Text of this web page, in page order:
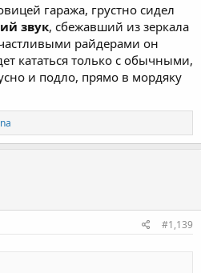
гаража, грустно сидел
звук, сбежавший из зеркала
райдерами он
кататься только с обычными,
и подло, прямо в мордяку
#1,139